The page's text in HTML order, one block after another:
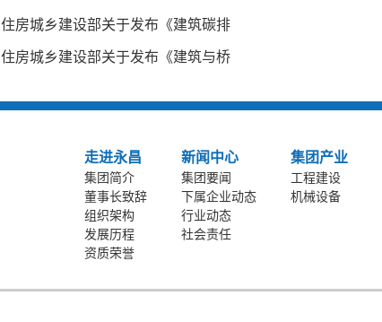
住房城乡建设部关于发布《建筑碳排
住房城乡建设部关于发布《建筑与桥
走进永昌
集团简介
董事长致辞
组织架构
发展历程
资质荣誉
新闻中心
集团要闻
下属企业动态
行业动态
社会责任
集团产业
工程建设
机械设备